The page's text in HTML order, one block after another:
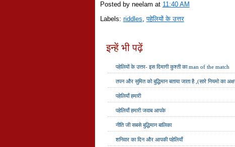
Posted by neelam at 11:40 AM
Labels: riddles,पहेलियों के उत्तर
इन्हें भी पढ़ें
पहेलियों के उत्तर- इस दिमागी कुश्ती का man of the match
तपन और सुमित को बुद्धिमान बताया जाता है ,(सारे नियमो का
पहेलियाँ हमारी
पहेलियाँ हमारी जवाब आपके
नीति जी सबसे बुद्धिमान बालिका
शनिवार का दिन और आपकी पहेलियाँ